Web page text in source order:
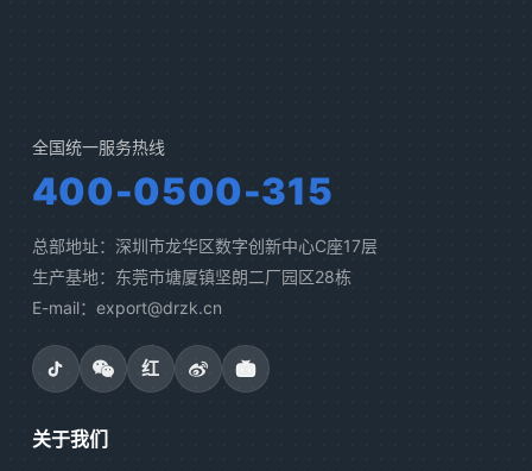
全国统一服务热线
400-0500-315
总部地址：深圳市龙华区数字创新中心C座17层
生产基地：东莞市塘厦镇坚朗二厂园区28栋
E-mail：export@drzk.cn
红
关于我们